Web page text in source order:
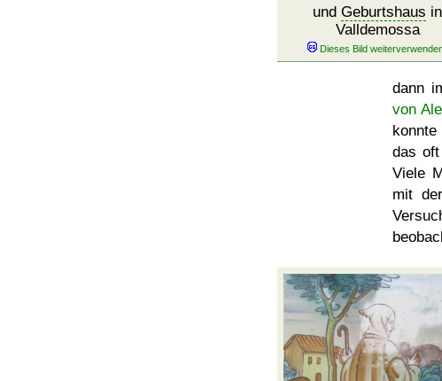
und Geburtshaus in
Valldemossa
dann
von
das
Viele
mit